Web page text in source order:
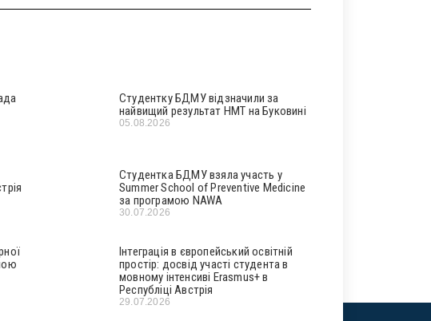
Студентку БДМУ відзначили за
найвищий результат НМТ на Буковині
05.08.2026
Студентка БДМУ взяла участь у
Summer School of Preventive Medicine
за програмою NAWA
30.07.2026
Інтеграція в європейський освітній
простір: досвід участі студента в
мовному інтенсиві Erasmus+ в
Республіці Австрія
29.07.2026